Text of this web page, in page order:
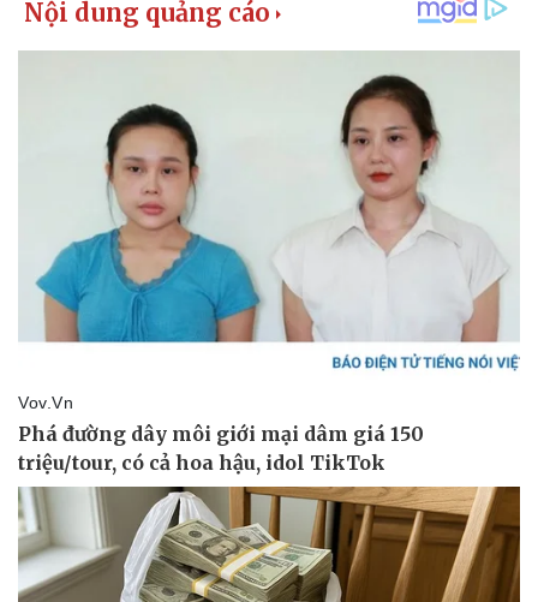
Tin nóng
Tư vấn luật
Quân sự - Quốc phòng
Việt Nam